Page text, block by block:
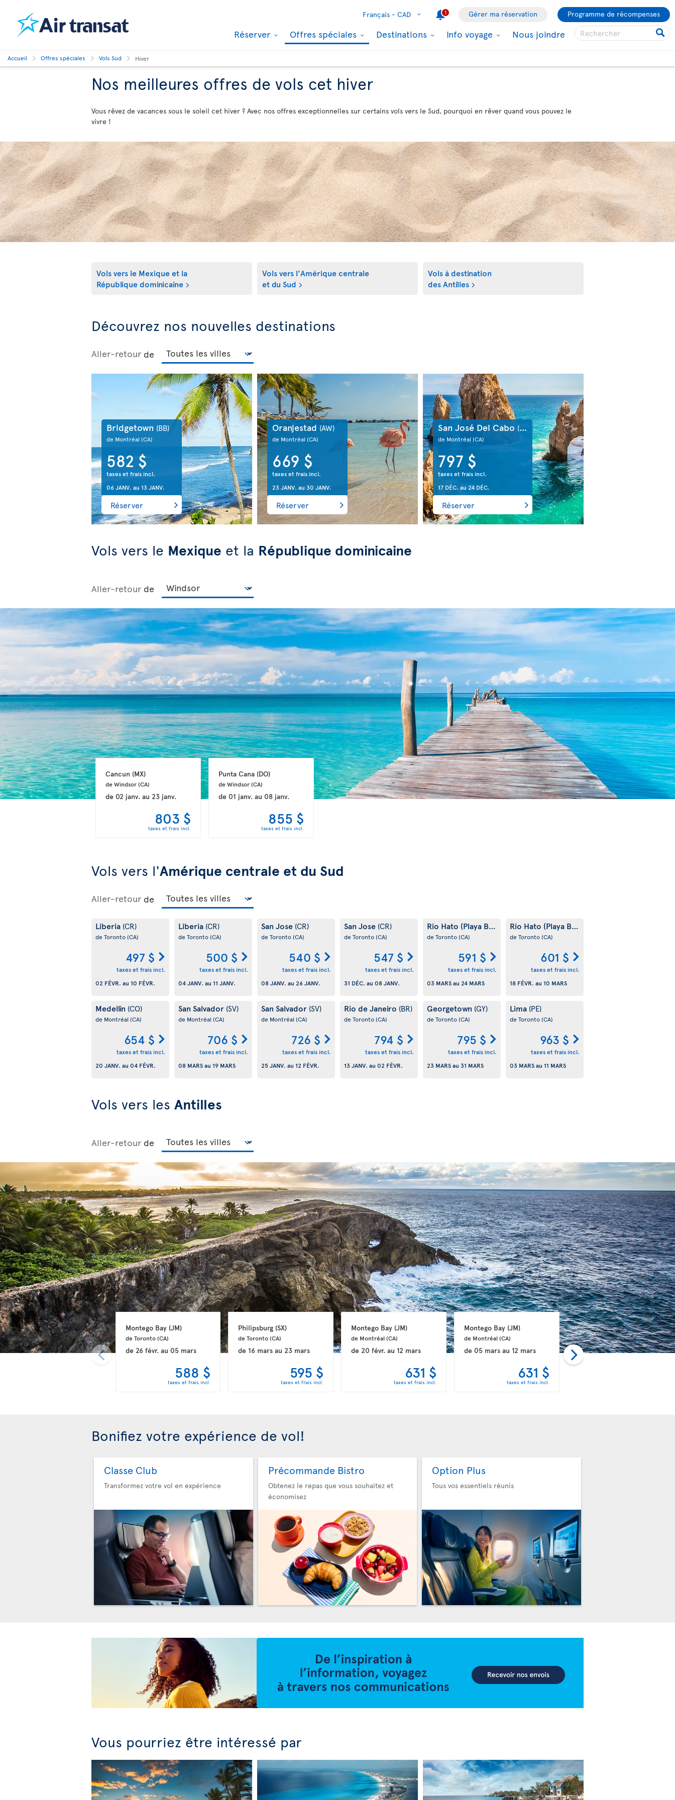
Français - CAD 1 Gérer ma réservation Programme de récompenses
Réserver Offres spéciales Destinations Info voyage Nous joindre
Accueil Offres spéciales Vols Sud Hiver
Nos meilleures offres de vols cet hiver
Vous rêvez de vacances sous le soleil cet hiver ? Avec nos offres exceptionnelles sur certains vols vers le Sud, pourquoi en rêver quand vous pouvez le
vivre !
Vols vers le Mexique et la
République dominicaine
Vols vers l'Amérique centrale
et du Sud
Vols à destination
des Antilles
Découvrez nos nouvelles destinations
Aller-retour de
Bridgetown (BB)
de Montréal (CA)
582 $
taxes et frais incl.
06 JANV. au 13 JANV.
Réserver
Oranjestad (AW)
de Montréal(CA)
669 $
taxes et frais incl.
23 JANV. au 30 JANV.
Réserver
San José Del Cabo (MX)
de Montréal(CA)
797 $
taxes et frais incl.
17 DÉC. au 24 DÉC.
Réserver
Vols vers le Mexique et la République dominicaine
Aller-retour de
Cancun (MX)
de Windsor (CA)
de 02 janv.au 23 janv.
803 $
taxes et frais incl.
Punta Cana (DO)
de Windsor (CA)
de 01 janv.au 08 janv.
855 $
taxes et frais incl.
Vols vers l'Amérique centrale et du Sud
Aller-retour de
Liberia (CR)
de Toronto(CA)
497 $
taxes et frais incl.
02 FÉVR. au 10 FÉVR.
Liberia (CR)
de Toronto(CA)
500 $
taxes et frais incl.
04 JANV. au 11 JANV.
San Jose (CR)
de Toronto(CA)
540 $
taxes et frais incl.
08 JANV. au 26 JANV.
San Jose (CR)
de Toronto(CA)
547 $
taxes et frais incl.
31 DÉC. au 08 JANV.
Rio Hato (Playa Blanca)(PA)
de Toronto(CA)
591 $
taxes et frais incl.
03 MARSau 24 MARS
Rio Hato (Playa Blanca)
de Toronto(CA)
601 $
taxes et frais incl.
18 FÉVR. au 10 MARS
Medellín (CO)
de Montréal (CA)
654 $
taxes et frais incl.
20 JANV. au 04 FÉVR.
San Salvador (SV)
de Montréal (CA)
706 $
taxes et frais incl.
08 MARSau 19 MARS
San Salvador (SV)
de Montréal (CA)
726 $
taxes et frais incl.
25 JANV. au 12 FÉVR.
Rio de Janeiro (BR)
de Toronto(CA)
794 $
taxes et frais incl.
13 JANV. au 02 FÉVR.
Georgetown (GY)
de Toronto(CA)
795 $
taxes et frais incl.
23 MARSau 31 MARS
Lima (PE)
de Toronto(CA)
963 $
taxes et frais incl.
03 MARSau 11 MARS
Vols vers les Antilles
Aller-retour de
Montego Bay (JM)
de Toronto (CA)
de 26 févr.au 05 mars
588 $
taxes et frais incl.
Philipsburg (SX)
de Toronto (CA)
de 16 mars au 23 mars
595 $
taxes et frais incl.
Montego Bay (JM)
de Montréal (CA)
de 20 févr. au 12 mars
631 $
taxes et frais incl.
Montego Bay (JM)
de Montréal (CA)
de 05 mars au 12 mars
631 $
taxes et frais incl.
Philipsburg (SX)
de Montréal (CA)
de09 janv.au16 janv.
Bonifiez votre expérience de vol!
Classe Club
Transformez votre vol en expérience
Précommande Bistro
Obtenez le repas que vous souhaitez et
économisez
Option Plus
Tous vos essentiels réunis
Vous pourriez être intéressé par